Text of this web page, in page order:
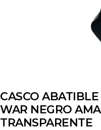
CASCO
WAR NEGRO
TRANSPARENTE